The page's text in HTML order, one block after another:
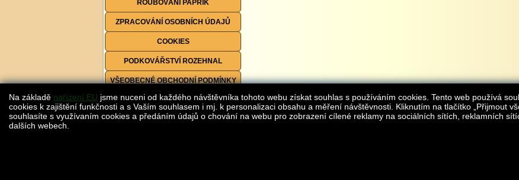
ROUBOVÁNÍ PAPRIK
ZPRACOVÁNÍ OSOBNÍCH ÚDAJŮ
COOKIES
PODKOVÁŘSTVÍ ROZEHNAL
VŠEOBECNÉ OBCHODNÍ PODMÍNKY
FORMULÁŘE KE STAŽENÍ
je AGROMARKET
Na základě nařízení EU jsme nuceni od každého návštěvníka tohoto webu získat souhlas s používáním cookies. Tento web používá
cookies k zajištění funkčnosti a s Vaším souhlasem i mj. k personalizaci obsahu a měření návštěvnosti. Kliknutím na tlačítko „Přijmout
souhlasíte s využívaním cookies a předáním údajů o chování na webu pro zobrazení cílené reklamy na sociálních sítích, reklamních
dalších webech.